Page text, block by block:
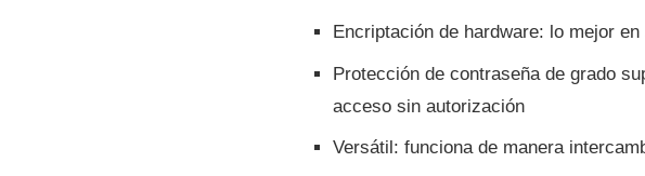
Encriptación de hardware: lo mejor
Protección de contraseña de grado
acceso sin autorización
Versátil: funciona de manera